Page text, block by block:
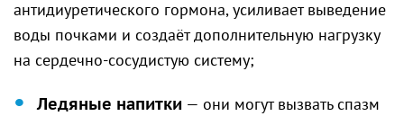
антидиуретического гормона, усиливает выведение
воды почками и создаёт дополнительную нагрузку
на сердечно-сосудистую систему;
Ледяные напитки — они могут вызвать спазм